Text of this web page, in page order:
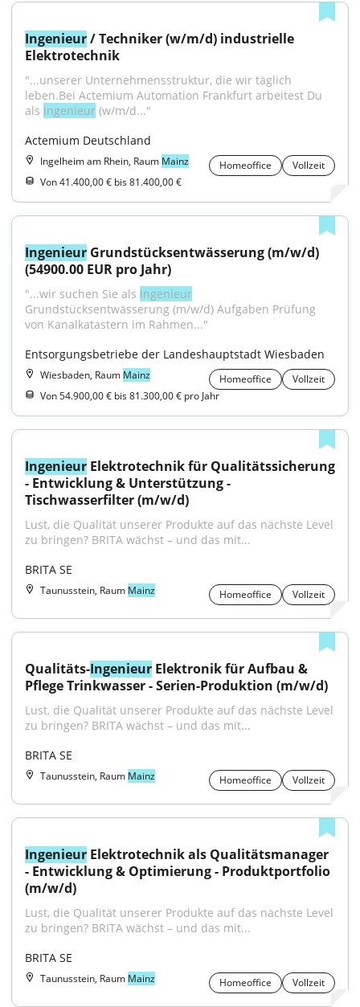
Ingenieur / Techniker (w/m/d) industrielle
Elektrotechnik
"...unserer Unternehmensstruktur, die wir täglich
leben.Bei Actemium Automation Frankfurt arbeitest Du
als Ingenieur (w/m/d..."
Actemium Deutschland
Ingelheim am Rhein, Raum Mainz Homeoffice
Vollzeit
Von 41.400,00 € bis 81.400,00 €
Ingenieur Grundstücksentwässerung (m/w/d)
(54900.00 EUR pro Jahr)
"...wir suchen Sie als Ingenieur
Grundstücksentwässerung (m/w/d) Aufgaben Prüfung
von Kanalkatastern im Rahmen..."
Entsorgungsbetriebe der Landeshauptstadt Wiesbaden
Wiesbaden, Raum Mainz Homeoffice
Vollzeit
Von 54.900,00 € bis 81.300,00 € pro Jahr
Ingenieur Elektrotechnik für Qualitätssicherung
- Entwicklung & Unterstützung -
Tischwasserfilter (m/w/d)
Lust, die Qualität unserer Produkte auf das nächste Level
zu bringen? BRITA wächst – und das mit...
BRITA SE
Taunusstein, Raum Mainz Homeoffice Vollzeit
Qualitäts-Ingenieur Elektronik für Aufbau &
Pflege Trinkwasser - Serien-Produktion (m/w/d)
Lust, die Qualität unserer Produkte auf das nächste Level
zu bringen? BRITA wächst – und das mit...
BRITA SE
Taunusstein, Raum Mainz Homeoffice Vollzeit
Ingenieur Elektrotechnik als Qualitätsmanager
- Entwicklung & Optimierung - Produktportfolio
(m/w/d)
Lust, die Qualität unserer Produkte auf das nächste Level
zu bringen? BRITA wächst – und das mit...
BRITA SE
Taunusstein, Raum Mainz Homeoffice Vollzeit